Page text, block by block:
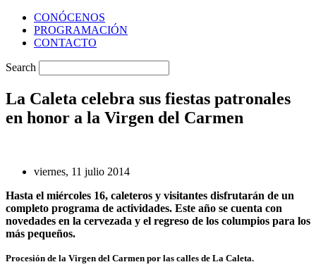
CONÓCENOS
PROGRAMACIÓN
CONTACTO
Search
La Caleta celebra sus fiestas patronales
en honor a la Virgen del Carmen
viernes, 11 julio 2014
Hasta el miércoles 16, caleteros y visitantes disfrutarán de un
completo programa de actividades. Este año se cuenta con
novedades en la cervezada y el regreso de los columpios para los
más pequeños.
Procesión de la Virgen del Carmen por las calles de La Caleta.